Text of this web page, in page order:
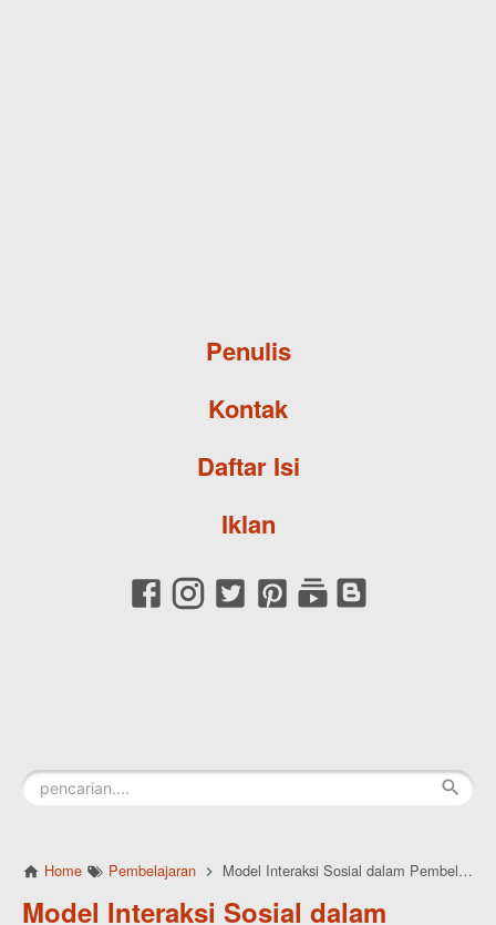
Penulis
Kontak
Daftar Isi
Iklan
Home Pembelajaran Model Interaksi Sosial dalam Pembelajaran
Model Interaksi Sosial dalam